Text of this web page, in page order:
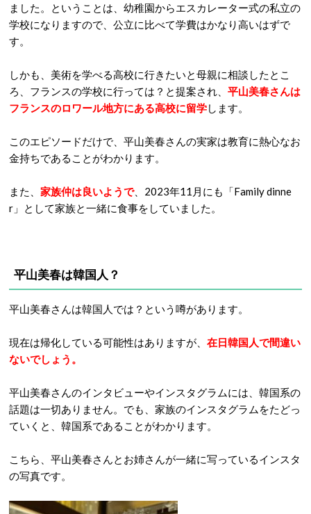
ました。ということは、幼稚園からエスカレーター式の私立の
学校になりますので、公立に比べて学費はかなり高いはずで
す。
しかも、美術を学べる高校に行きたいと母親に相談したとこ
ろ、フランスの学校に行っては？と提案され、 平山美春さんは
フランスのロワール地方にある高校に留学します。
このエピソードだけで、平山美春さんの実家は教育に熱心なお
金持ちであることがわかります。
また、 家族仲は良いようで、2023年11月にも「Family dinne
r」として家族と一緒に食事をしていました。
平山美春は韓国人？
平山美春さんは韓国人では？という噂があります。
現在は帰化している可能性はありますが、 在日韓国人で間違い
ないでしょう。
平山美春さんのインタビューやインスタグラムには、韓国系の
話題は一切ありません。でも、家族のインスタグラムをたどっ
ていくと、韓国系であることがわかります。
こちら、平山美春さんとお姉さんが一緒に写っているインスタ
の写真です。